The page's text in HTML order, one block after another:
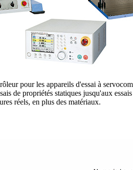
pour les appareils d'essai à
de propriétés statiques jusqu'aux
réels, en plus des matériaux.